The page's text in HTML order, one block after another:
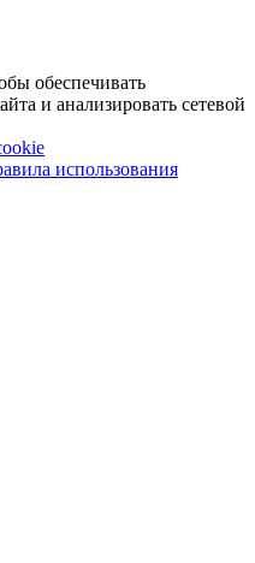
обеспечивать
и анализировать сетевой
использования